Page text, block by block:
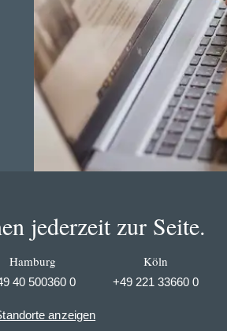
jederzeit zur Seite.
Hamburg
40 500360 0
Köln
+49 221 33660 0
anzeigen